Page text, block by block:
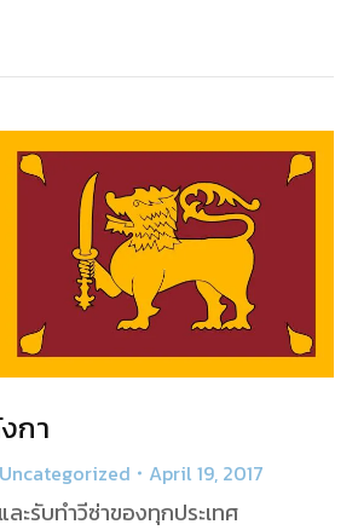
กา
Uncategorized April 19, 2017
ะรับทำวีซ่าของทุกประเทศ